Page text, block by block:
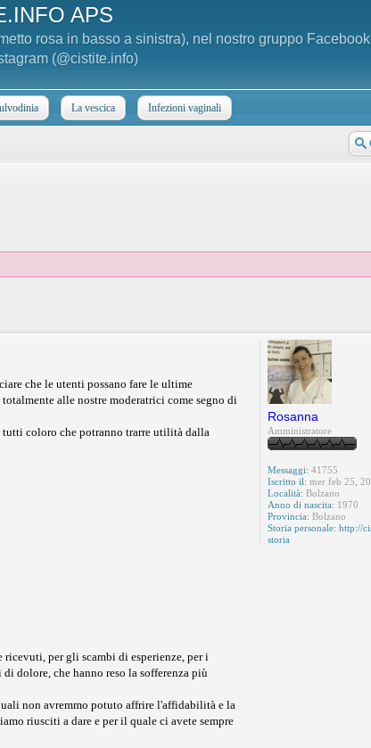
APS
rosa in basso a sinistra), nel nostro gruppo
(@cistite.info)
La vescica Infezioni vaginali
che le utenti possano fare le ultime
alle nostre moderatrici come segno di
coloro che potranno trarre utilità dalla
per gli scambi di esperienze, per i
dolore, che hanno reso la sofferenza più
non avremmo potuto affrire l'affidabilità e la
riusciti a dare e per il quale ci avete sempre
Rosanna
Amministratore
Messaggi: 41755
Iscritto il: mer feb 25,
Località: Bolzano
Anno di nascita: 1970
Provincia: Bolzano
Storia personale: http://
storia